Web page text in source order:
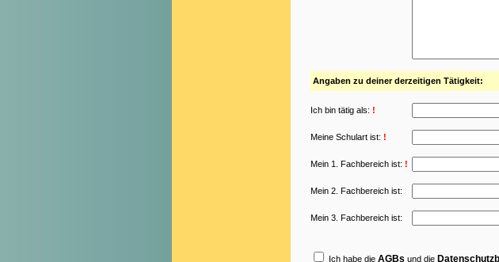
Angaben zu deiner derzeitigen Tätigkeit:
Ich bin tätig als: !
Meine Schulart ist: !
Mein 1. Fachbereich ist: !
Mein 2. Fachbereich ist:
Mein 3. Fachbereich ist:
Ich habe die AGBs und die